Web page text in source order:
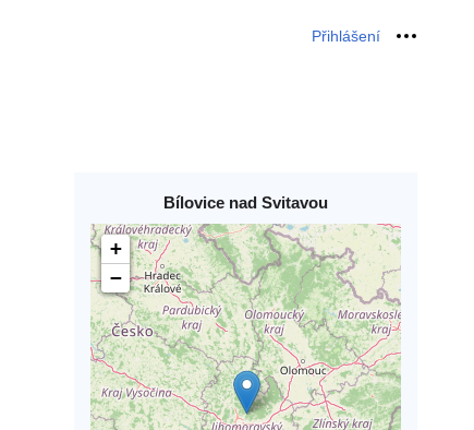
Přihlášení Osobní
Bílovice nad Svitavou
+
−